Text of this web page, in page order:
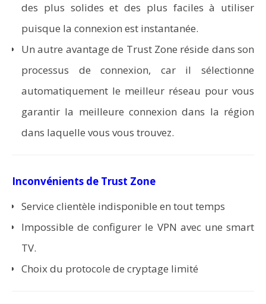
des plus solides et des plus faciles à utiliser
puisque la connexion est instantanée.
Un autre avantage de Trust Zone réside dans son
processus de connexion, car il sélectionne
automatiquement le meilleur réseau pour vous
garantir la meilleure connexion dans la région
dans laquelle vous vous trouvez.
Inconvénients de Trust Zone
Service clientèle indisponible en tout temps
Impossible de configurer le VPN avec une smart
TV.
Choix du protocole de cryptage limité